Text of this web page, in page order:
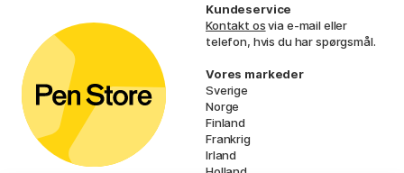
Kundeservice
Kontakt osvia e-mail eller
telefon, hvis du har spørgsmål.
Vores markeder
Sverige
Norge
Finland
Frankrig
Irland